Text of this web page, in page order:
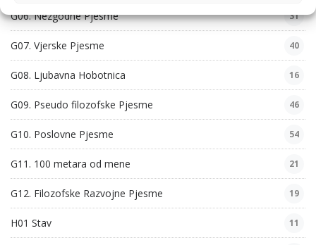
G06. Nezgodne Pjesme 31
G07. Vjerske Pjesme 40
G08. Ljubavna Hobotnica 16
G09. Pseudo filozofske Pjesme 46
G10. Poslovne Pjesme 54
G11. 100 metara od mene 21
G12. Filozofske Razvojne Pjesme 19
H01 Stav 11